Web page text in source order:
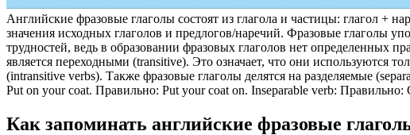
Английские фразовые глаголы состоят из глагола и частицы: глагол +
значения исходных глаголов и предлогов/наречий. Фразовые глаголы
трудностей, ведь в образовании фразовых глаголов нет определенных
является переходными (transitive). Это означает, что они используются
(intransitive verbs). Также фразовые глаголы делятся на разделяемые
Put on your coat. Правильно: Put your coat on. Inseparable verb: Правильно:
Как запоминать английские фразовые